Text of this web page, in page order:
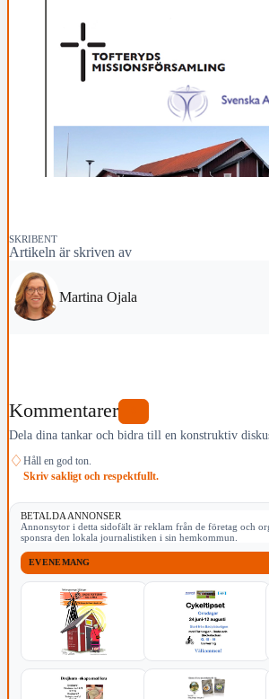
SKRIBENT
Artikeln är skriven av
Martina Ojala
Kommentarer
Dela dina tankar och bidra till en konstruktiv
♢ Håll en god ton.
Skriv sakligt och respektfullt.
BETALDA ANNONSER
Annonsytor i detta sidofält är reklam från de företag och
sponsra den lokala journalistiken i sin hemkommun.
EVENEMANG